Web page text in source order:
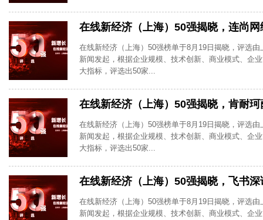
在线新经济（上海）50强揭晓，连尚
在线新经济（上海）50强榜单于8月19日揭晓，评选
新闻发起，根据企业规模、技术创新、商业模式、企
大指标，评选出50家...
在线新经济（上海）50强揭晓，肯耐
在线新经济（上海）50强榜单于8月19日揭晓，评选
新闻发起，根据企业规模、技术创新、商业模式、企
大指标，评选出50家...
在线新经济（上海）50强揭晓，飞书
在线新经济（上海）50强榜单于8月19日揭晓，评选
新闻发起，根据企业规模、技术创新、商业模式、企